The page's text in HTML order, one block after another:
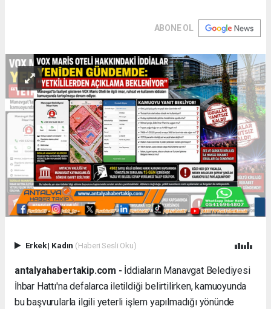
ABONE OL
Erkek| Kadın (Haberi Sesli Oku)
antalyahabertakip.com - İddiaların Manavgat Belediyesi
İhbar Hattı'na defalarca iletildiği belirtilirken, kamuoyunda
bu başvurularla ilgili yeterli işlem yapılmadığı yönünde